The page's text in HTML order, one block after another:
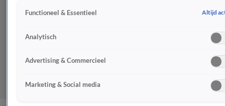
Functioneel & Essentieel Altijd
Analytisch
Advertising & Commercieel
Marketing & Social media